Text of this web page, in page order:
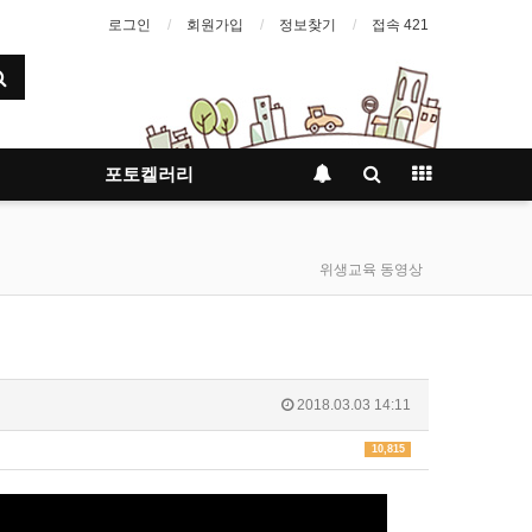
로그인 회원가입 정보찾기 접속 421
포토켈러리
위생교육 동영상
2018.03.03 14:11
10,815